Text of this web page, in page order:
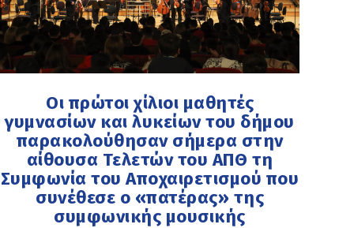
Οι πρώτοι χίλιοι μαθητές
γυμνασίων και λυκείων του δήμου
παρακολούθησαν σήμερα στην
αίθουσα Τελετών του ΑΠΘ τη
Συμφωνία του Αποχαιρετισμού που
συνέθεσε ο «πατέρας» της
συμφωνικής μουσικής